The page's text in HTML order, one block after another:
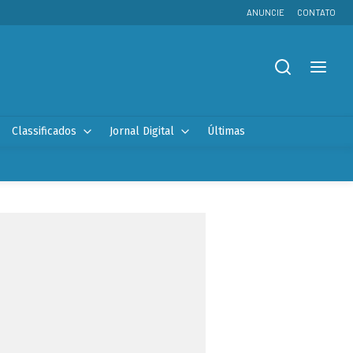
ANUNCIE CONTATO
Classificados Jornal Digital Últimas